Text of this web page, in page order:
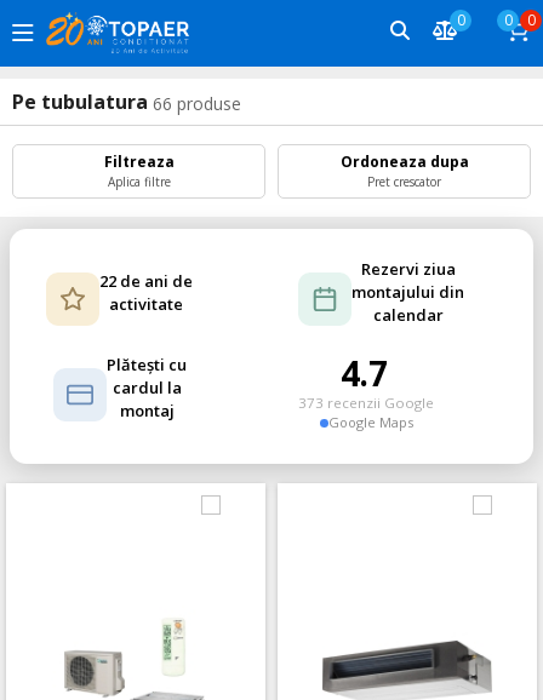
0 0 0
Pe tubulatura 66 produse
Filtreaza
Aplica filtre
Ordoneaza dupa
Pret crescator
22 de ani de
activitate
Rezervi ziua
montajului din
calendar
Plătești cu
cardul la
montaj
4.7
373 recenzii Google
Google Maps